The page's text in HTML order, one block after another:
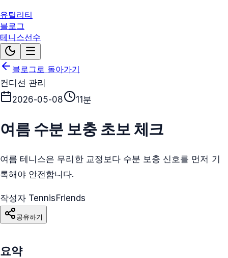
유틸리티
블로그
테니스선수
블로그로 돌아가기
컨디션 관리
2026-05-08
11분
여름 수분 보충 초보 체크
여름 테니스은 무리한 교정보다 수분 보충 신호를 먼저 기
록해야 안전합니다.
작성자 TennisFriends
공유하기
요약